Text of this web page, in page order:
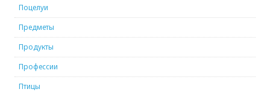
Поцелуи
Предметы
Продукты
Профессии
Птицы